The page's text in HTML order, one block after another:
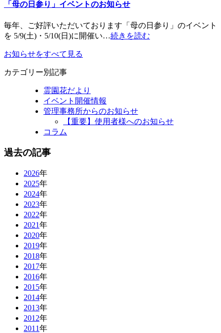
「母の日参り」イベントのお知らせ
毎年、ご好評いただいております「母の日参り」のイベント
を 5/9(土)・5/10(日)に開催い…続きを読む
お知らせをすべて見る
カテゴリー別記事
霊園花だより
イベント開催情報
管理事務所からのお知らせ
【重要】使用者様へのお知らせ
コラム
過去の記事
2026年
2025年
2024年
2023年
2022年
2021年
2020年
2019年
2018年
2017年
2016年
2015年
2014年
2013年
2012年
2011年